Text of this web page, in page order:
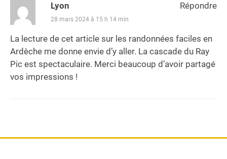
Lyon
28 mars 2024 à 15 h 14 min
La lecture de cet article sur les randonnées faciles en
Ardèche me donne envie d’y aller. La cascade du Ray
Pic est spectaculaire. Merci beaucoup d’avoir partagé
vos impressions !
Répondre